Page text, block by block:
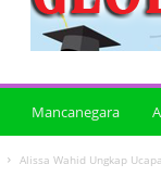
Mancanegara
Alissa Wahid Ungkap